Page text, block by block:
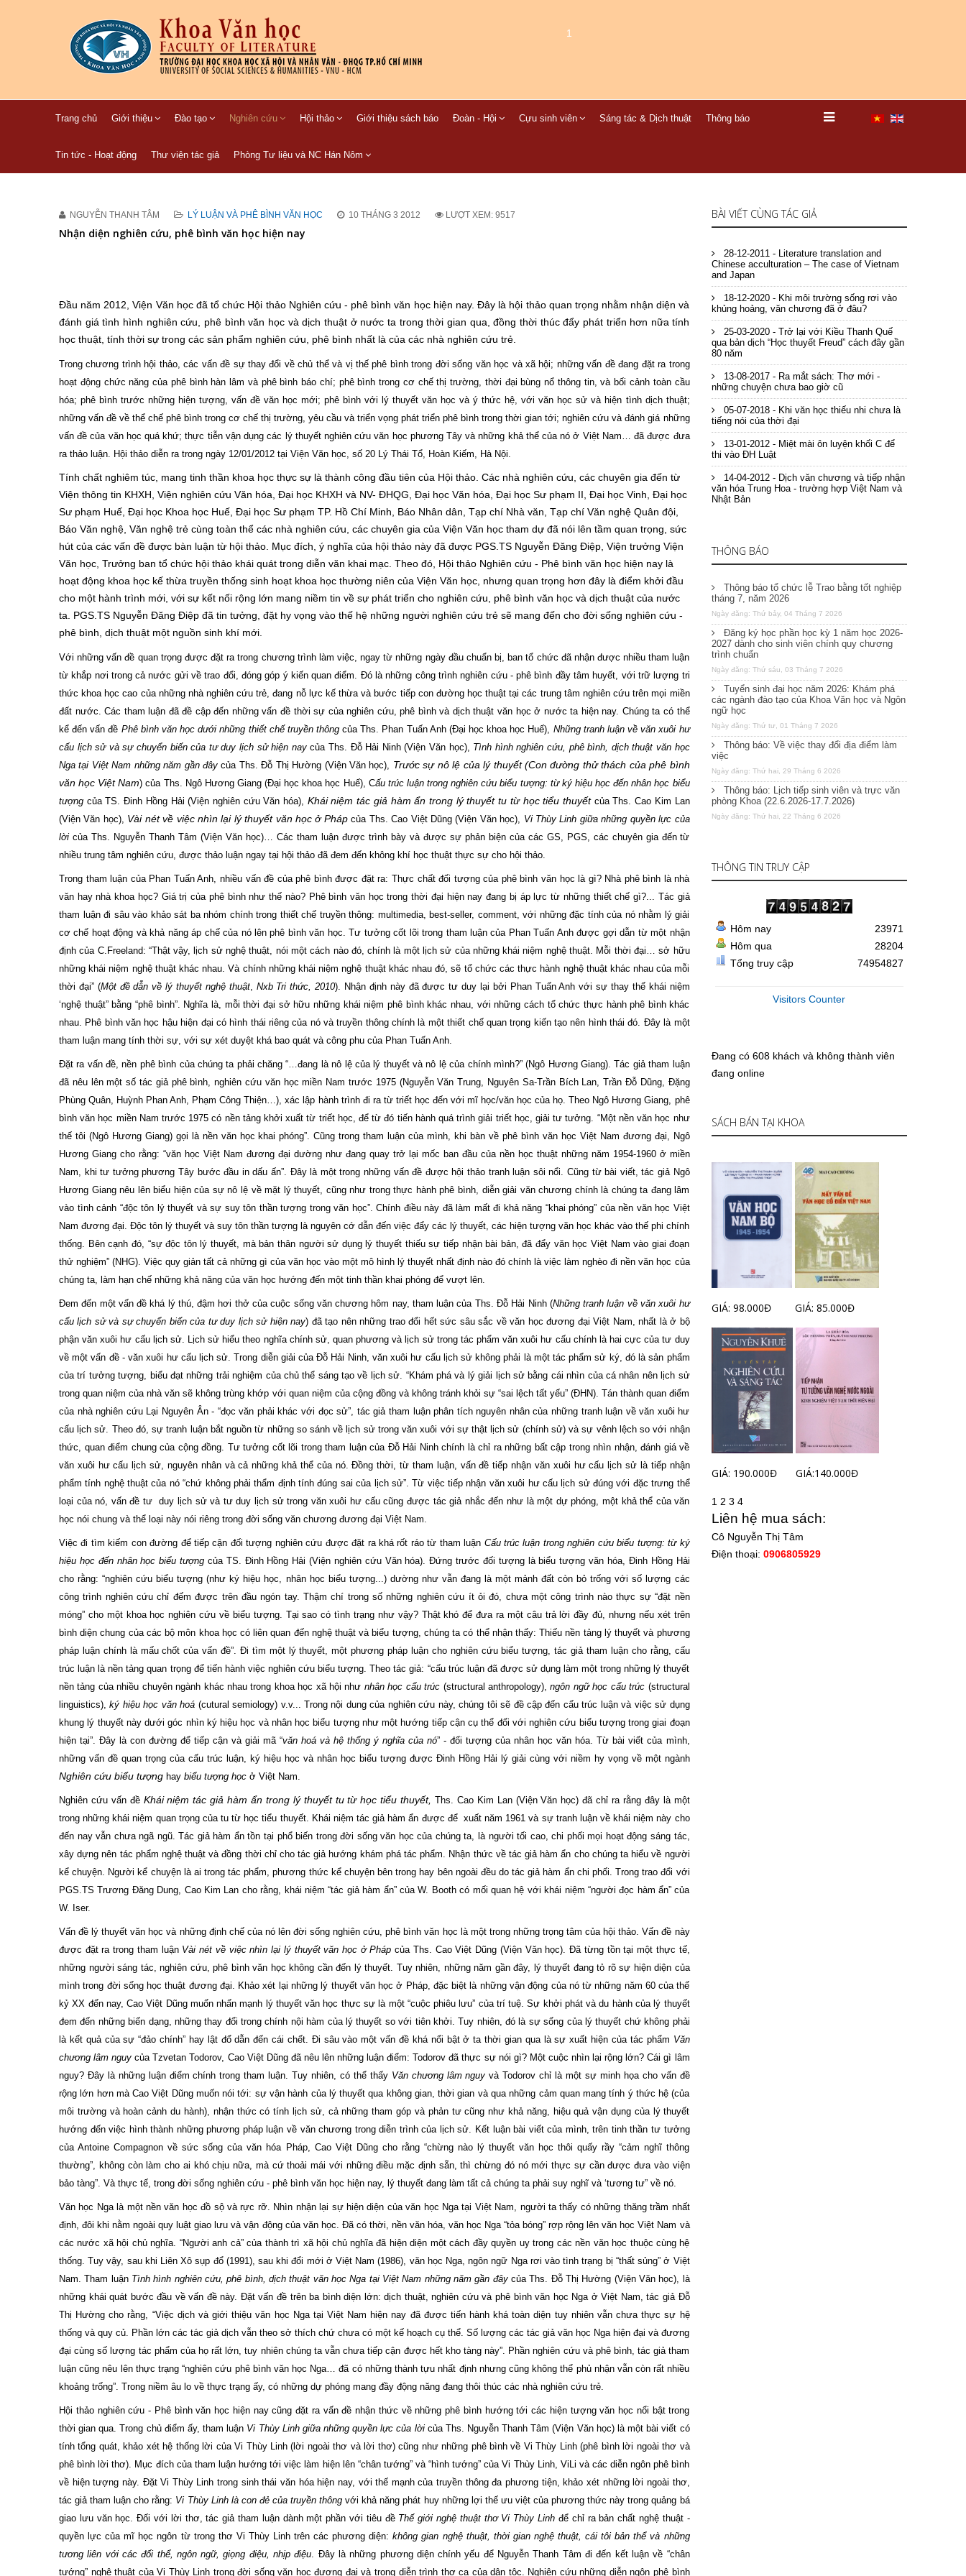
1
Trang chủ Giới thiệu Đào tạo Nghiên cứu Hội thảo Giới thiệu sách báo Đoàn - Hội Cựu sinh viên Sáng tác & Dịch thuật Thông báo
Tin tức - Hoạt động Thư viện tác giả Phòng Tư liệu và NC Hán Nôm
NGUYỄN THANH TÂM LÝ LUẬN VÀ PHÊ BÌNH VĂN HỌC 10 THÁNG 3 2012 LƯỢT XEM: 9517
Nhận diện nghiên cứu, phê bình văn học hiện nay
Đầu năm 2012, Viện Văn học đã tổ chức Hội thảo Nghiên cứu - phê bình văn học hiện nay. Đây là hội thảo quan trọng nhằm nhận diện và
đánh giá tình hình nghiên cứu, phê bình văn học và dịch thuật ở nước ta trong thời gian qua, đồng thời thúc đẩy phát triển hơn nữa tính
học thuật, tính thời sự trong các sản phẩm nghiên cứu, phê bình nhất là của các nhà nghiên cứu trẻ.
Trong chương trình hội thảo, các vấn đề sự thay đổi về chủ thể và vị thế phê bình trong đời sống văn học và xã hội; những vấn đề đang đặt ra trong
hoạt động chức năng của phê bình hàn lâm và phê bình báo chí; phê bình trong cơ chế thị trường, thời đại bùng nổ thông tin, và bối cảnh toàn cầu
hóa; phê bình trước những hiện tượng, vấn đề văn học mới; phê bình với lý thuyết văn học và ý thức hệ, với văn học sử và hiện tình dịch thuật;
những vấn đề về thể chế phê bình trong cơ chế thị trường, yêu cầu và triển vọng phát triển phê bình trong thời gian tới; nghiên cứu và đánh giá những
vấn đề của văn học quá khứ; thực tiễn vận dụng các lý thuyết nghiên cứu văn học phương Tây và những khả thể của nó ở Việt Nam… đã được đưa
ra thảo luận. Hội thảo diễn ra trong ngày 12/01/2012 tại Viện Văn học, số 20 Lý Thái Tổ, Hoàn Kiếm, Hà Nội.
Tính chất nghiêm túc, mang tinh thần khoa học thực sự là thành công đầu tiên của Hội thảo. Các nhà nghiên cứu, các chuyên gia đến từ
Viện thông tin KHXH, Viện nghiên cứu Văn hóa, Đại học KHXH và NV- ĐHQG, Đại học Văn hóa, Đại học Sư phạm II, Đại học Vinh, Đại học
Sư phạm Huế, Đại học Khoa học Huế, Đại học Sư phạm TP. Hồ Chí Minh, Báo Nhân dân, Tạp chí Nhà văn, Tạp chí Văn nghệ Quân đội,
Báo Văn nghệ, Văn nghệ trẻ cùng toàn thể các nhà nghiên cứu, các chuyên gia của Viện Văn học tham dự đã nói lên tầm quan trọng, sức
hút của các vấn đề được bàn luận từ hội thảo. Mục đích, ý nghĩa của hội thảo này đã được PGS.TS Nguyễn Đăng Điệp, Viện trưởng Viện
Văn học, Trưởng ban tổ chức hội thảo khái quát trong diễn văn khai mạc. Theo đó, Hội thảo Nghiên cứu - Phê bình văn học hiện nay là
hoạt động khoa học kế thừa truyền thống sinh hoạt khoa học thường niên của Viện Văn học, nhưng quan trọng hơn đây là điểm khởi đầu
cho một hành trình mới, với sự kết nối rộng lớn mang niềm tin về sự phát triển cho nghiên cứu, phê bình văn học và dịch thuật của nước
ta. PGS.TS Nguyễn Đăng Điệp đã tin tưởng, đặt hy vọng vào thế hệ những người nghiên cứu trẻ sẽ mang đến cho đời sống nghiên cứu -
phê bình, dịch thuật một nguồn sinh khí mới.
Với những vấn đề quan trọng được đặt ra trong chương trình làm việc, ngay từ những ngày đầu chuẩn bị, ban tổ chức đã nhận được nhiều tham luận
từ khắp nơi trong cả nước gửi về trao đổi, đóng góp ý kiến quan điểm. Đó là những công trình nghiên cứu - phê bình đầy tâm huyết, với trữ lượng tri
thức khoa học cao của những nhà nghiên cứu trẻ, đang nỗ lực kế thừa và bước tiếp con đường học thuật tại các trung tâm nghiên cứu trên mọi miền
đất nước. Các tham luận đã đề cập đến những vấn đề thời sự của nghiên cứu, phê bình và dịch thuật văn học ở nước ta hiện nay. Chúng ta có thể
kể đến vấn đề Phê bình văn học dưới những thiết chế truyền thôngcủa Ths. Phan Tuấn Anh (Đại học khoa học Huế), Những tranh luận về văn xuôi hư
cấu lịch sử và sự chuyển biến của tư duy lịch sử hiện naycủa Ths. Đỗ Hải Ninh (Viện Văn học), Tình hình nghiên cứu, phê bình, dịch thuật văn học
Nga tại Việt Nam những năm gần đây của Ths. Đỗ Thị Hường (Viện Văn học), Trước sự nô lệ của lý thuyết (Con đường thử thách của phê bình
văn học Việt Nam) của Ths. Ngô Hương Giang (Đại học khoa học Huế), Cấu trúc luận trong nghiên cứu biểu tượng: từ ký hiệu học đến nhân học biểu
tượng của TS. Đinh Hồng Hải (Viện nghiên cứu Văn hóa), Khái niệm tác giả hàm ẩn trong lý thuyết tu từ học tiểu thuyếtcủa Ths. Cao Kim Lan
(Viện Văn học), Vài nét về việc nhìn lại lý thuyết văn học ở Phápcủa Ths. Cao Việt Dũng (Viện Văn học), Vi Thùy Linh giữa những quyền lực của
lời của Ths. Nguyễn Thanh Tâm (Viện Văn học)… Các tham luận được trình bày và được sự phản biện của các GS, PGS, các chuyên gia đến từ
nhiều trung tâm nghiên cứu, được thảo luận ngay tại hội thảo đã đem đến không khí học thuật thực sự cho hội thảo.
Trong tham luận của Phan Tuấn Anh, nhiều vấn đề của phê bình được đặt ra: Thực chất đối tượng của phê bình văn học là gì? Nhà phê bình là nhà
văn hay nhà khoa học? Giá trị của phê bình như thế nào? Phê bình văn học trong thời đại hiện nay đang bị áp lực từ những thiết chế gì?... Tác giả
tham luận đi sâu vào khảo sát ba nhóm chính trong thiết chế truyền thông: multimedia, best-seller, comment, với những đặc tính của nó nhằm lý giải
cơ chế hoạt động và khả năng áp chế của nó lên phê bình văn học. Tư tưởng cốt lõi trong tham luận của Phan Tuấn Anh được gợi dẫn từ một nhận
định của C.Freeland: “Thật vậy, lịch sử nghệ thuật, nói một cách nào đó, chính là một lịch sử của những khái niệm nghệ thuật. Mỗi thời đại… sở hữu
những khái niệm nghệ thuật khác nhau. Và chính những khái niệm nghệ thuật khác nhau đó, sẽ tổ chức các thực hành nghệ thuật khác nhau của mỗi
thời đại” (Một đề dẫn về lý thuyết nghệ thuật, Nxb Tri thức, 2010). Nhận định này đã được tư duy lại bởi Phan Tuấn Anh với sự thay thế khái niệm
‘nghệ thuật” bằng “phê bình”. Nghĩa là, mỗi thời đại sở hữu những khái niệm phê bình khác nhau, với những cách tổ chức thực hành phê bình khác
nhau. Phê bình văn học hậu hiện đại có hình thái riêng của nó và truyền thông chính là một thiết chế quan trọng kiến tạo nên hình thái đó. Đây là một
tham luận mang tính thời sự, với sự xét duyệt khá bao quát và công phu của Phan Tuấn Anh.
Đặt ra vấn đề, nền phê bình của chúng ta phải chăng “…đang là nô lệ của lý thuyết và nô lệ của chính mình?” (Ngô Hương Giang). Tác giả tham luận
đã nêu lên một số tác giả phê bình, nghiên cứu văn học miền Nam trước 1975 (Nguyễn Văn Trung, Nguyên Sa-Trần Bích Lan, Trần Đỗ Dũng, Đặng
Phùng Quân, Huỳnh Phan Anh, Phạm Công Thiện…), xác lập hành trình đi ra từ triết học đến với mĩ học/văn học của họ. Theo Ngô Hương Giang, phê
bình văn học miền Nam trước 1975 có nền tảng khởi xuất từ triết học, để từ đó tiến hành quá trình giải triết học, giải tư tưởng. “Một nền văn học như
thế tôi (Ngô Hương Giang) gọi là nền văn học khai phóng”. Cũng trong tham luận của mình, khi bàn về phê bình văn học Việt Nam đương đại, Ngô
Hương Giang cho rằng: “văn học Việt Nam đương đại dường như đang quay trở lại mốc ban đầu của nền học thuật những năm 1954-1960 ở miền
Nam, khi tư tưởng phương Tây bước đầu in dấu ấn”. Đây là một trong những vấn đề được hội thảo tranh luận sôi nổi. Cũng từ bài viết, tác giả Ngô
Hương Giang nêu lên biểu hiện của sự nô lệ về mặt lý thuyết, cũng như trong thực hành phê bình, diễn giải văn chương chính là chúng ta đang lâm
vào tình cảnh “độc tôn lý thuyết và sự suy tôn thần tượng trong văn học”. Chính điều này đã làm mất đi khả năng “khai phóng” của nền văn học Việt
Nam đương đại. Độc tôn lý thuyết và suy tôn thần tượng là nguyên cớ dẫn đến việc đẩy các lý thuyết, các hiện tượng văn học khác vào thế phi chính
thống. Bên cạnh đó, “sự độc tôn lý thuyết, mà bản thân người sử dụng lý thuyết thiếu sự tiếp nhận bài bản, đã đẩy văn học Việt Nam vào giai đoạn
thử nghiệm” (NHG). Việc quy giản tất cả những gì của văn học vào một mô hình lý thuyết nhất định nào đó chính là việc làm nghèo đi nền văn học của
chúng ta, làm hạn chế những khả năng của văn học hướng đến một tinh thần khai phóng để vượt lên.
Đem đến một vấn đề khá lý thú, đậm hơi thở của cuộc sống văn chương hôm nay, tham luận của Ths. Đỗ Hải Ninh (Những tranh luận về văn xuôi hư
cấu lịch sử và sự chuyển biến của tư duy lịch sử hiện nay) đã tạo nên những trao đổi hết sức sâu sắc về văn học đương đại Việt Nam, nhất là ở bộ
phận văn xuôi hư cấu lịch sử. Lịch sử hiểu theo nghĩa chính sử, quan phương và lịch sử trong tác phẩm văn xuôi hư cấu chính là hai cực của tư duy
về một vấn đề - văn xuôi hư cấu lịch sử. Trong diễn giải của Đỗ Hải Ninh, văn xuôi hư cấu lịch sử không phải là một tác phẩm sử ký, đó là sản phẩm
của trí tưởng tượng, biểu đạt những trải nghiệm của chủ thể sáng tạo về lịch sử. “Khám phá và lý giải lịch sử bằng cái nhìn của cá nhân nên lịch sử
trong quan niệm của nhà văn sẽ không trùng khớp với quan niệm của cộng đồng và không tránh khỏi sự “sai lệch tất yếu” (ĐHN). Tán thành quan điểm
của nhà nghiên cứu Lại Nguyên Ân - “đọc văn phải khác với đọc sử”, tác giả tham luận phân tích nguyên nhân của những tranh luận về văn xuôi hư
cấu lịch sử. Theo đó, sự tranh luận bắt nguồn từ những so sánh về lịch sử trong văn xuôi với sự thật lịch sử (chính sử) và sự vênh lệch so với nhận
thức, quan điểm chung của cộng đồng. Tư tưởng cốt lõi trong tham luận của Đỗ Hải Ninh chính là chỉ ra những bất cập trong nhìn nhận, đánh giá về
văn xuôi hư cấu lịch sử, nguyên nhân và cả những khả thể của nó. Đồng thời, từ tham luận, vấn đề tiếp nhận văn xuôi hư cấu lịch sử là tiếp nhận
phẩm tính nghệ thuật của nó “chứ không phải thẩm định tính đúng sai của lịch sử”. Từ việc tiếp nhận văn xuôi hư cấu lịch sử đúng với đặc trưng thể
loại của nó, vấn đề tư duy lịch sử và tư duy lịch sử trong văn xuôi hư cấu cũng được tác giả nhắc đến như là một dự phóng, một khả thể của văn
học nói chung và thể loại này nói riêng trong đời sống văn chương đương đại Việt Nam.
Việc đi tìm kiếm con đường để tiếp cận đối tượng nghiên cứu được đặt ra khá rốt ráo từ tham luận Cấu trúc luận trong nghiên cứu biểu tượng: từ ký
hiệu học đến nhân học biểu tượng của TS. Đinh Hồng Hải (Viện nghiên cứu Văn hóa). Đứng trước đối tượng là biểu tượng văn hóa, Đinh Hồng Hải
cho rằng: “nghiên cứu biểu tượng (như ký hiệu học, nhân học biểu tượng...) dường như vẫn đang là một mảnhđất còn bỏ trống với số lượng các
công trình nghiên cứu chỉ đếmđược trên đầu ngón tay. Thậm chí trong số những nghiên cứu ít ỏiđó, chưa một công trình nào thực sự “đặt nền
móng” cho một khoa học nghiên cứu về biểu tượng. Tại sao có tình trạng như vậy? Thật khóđểđưa ra một câu trả lờiđầyđủ, nhưng nếu xét trên
bình diện chung của các bộ môn khoa học có liên quan đến nghệ thuật và biểu tượng, chúng ta có thể nhận thấy: Thiếu nền tảng lý thuyết và phương
pháp luận chính là mấu chốt của vấnđề”. Đi tìm một lý thuyết, một phương pháp luận cho nghiên cứu biểu tượng, tác giả tham luận cho rằng, cấu
trúc luận là nền tảng quan trọng để tiến hành việc nghiên cứu biểu tượng. Theo tác giả: “cấu trúc luận đã được sử dụng làm một trong những lý thuyết
nền tảng của nhiều chuyên ngành khác nhau trong khoa học xã hội như nhân học cấu trúc (structural anthropology),ngôn ngữ học cấu trúc (structural
linguistics),ký hiệu học văn hoá (cutural semiology) v.v... Trong nội dung của nghiên cứu này, chúng tôi sẽ đề cập đến cấu trúc luận và việc sử dụng
khung lý thuyết này dưới góc nhìn ký hiệu học và nhân học biểu tượng như một hướng tiếp cận cụ thể đối với nghiên cứu biểu tượng trong giai đoạn
hiện tại”. Đây là con đường để tiếp cận và giải mã “văn hoá và hệ thống ý nghĩa của nó” - đối tượng của nhân học văn hóa. Từ bài viết của mình,
những vấn đề quan trọng của cấu trúc luận, ký hiệu học và nhân học biểu tượng được Đinh Hồng Hải lý giải cùng với niềm hy vọng về một ngành
Nghiên cứu biểu tượng hay biểu tượng học ở Việt Nam.
Nghiên cứu vấn đề Khái niệm tác giả hàm ẩn trong lý thuyết tu từ học tiểu thuyết, Ths. Cao Kim Lan (Viện Văn học) đã chỉ ra rằng đây là một
trong những khái niệm quan trọng của tu từ học tiểu thuyết. Khái niệm tác giả hàm ẩn được để xuất năm 1961 và sự tranh luận về khái niệm này cho
đến nay vẫn chưa ngã ngũ. Tác giả hàm ẩn tồn tại phổ biến trong đời sống văn học của chúng ta, là người tối cao, chi phối mọi hoạt động sáng tác,
xây dựng nên tác phẩm nghệ thuật và đồng thời chỉ cho tác giả hướng khám phá tác phẩm. Nhận thức về tác giả hàm ẩn cho chúng ta hiểu về người
kể chuyện. Người kể chuyện là ai trong tác phẩm, phương thức kể chuyện bên trong hay bên ngoài đều do tác giả hàm ẩn chi phối. Trong trao đổi với
PGS.TS Trương Đăng Dung, Cao Kim Lan cho rằng, khái niệm “tác giả hàm ẩn” của W. Booth có mối quan hệ với khái niệm “người đọc hàm ẩn” của
W. Iser.
Vấn đề lý thuyết văn học và những định chế của nó lên đời sống nghiên cứu, phê bình văn học là một trong những trọng tâm của hội thảo. Vấn đề này
được đặt ra trong tham luận Vài nét về việc nhìn lại lý thuyết văn học ở Pháp của Ths. Cao Việt Dũng (Viện Văn học). Đã từng tồn tại một thực tế,
những người sáng tác, nghiên cứu, phê bình văn học không cần đến lý thuyết. Tuy nhiên, những năm gần đây, lý thuyết đang tỏ rõ sự hiện diện của
mình trong đời sống học thuật đương đại. Khảo xét lại những lý thuyết văn học ở Pháp, đặc biệt là những vận động của nó từ những năm 60 của thế
kỷ XX đến nay, Cao Việt Dũng muốn nhấn mạnh lý thuyết văn học thực sự là một “cuộc phiêu lưu” của trí tuệ. Sự khởi phát và du hành của lý thuyết
đem đến những biến dạng, những thay đổi trong chính nội hàm của lý thuyết so với tiên khởi. Tuy nhiên, đó là sự sống của lý thuyết chứ không phải
là kết quả của sự “đảo chính” hay lật đổ dẫn đến cái chết. Đi sâu vào một vấn đề khá nổi bật ở ta thời gian qua là sự xuất hiện của tác phẩm Văn
chương lâm nguy của Tzvetan Todorov, Cao Việt Dũng đã nêu lên những luận điểm: Todorov đã thực sự nói gì? Một cuộc nhìn lại rộng lớn? Cái gì lâm
nguy? Đây là những luận điểm chính trong tham luận. Tuy nhiên, có thể thấy Văn chương lâm nguy và Todorov chỉ là một sự minh họa cho vấn đề
rộng lớn hơn mà Cao Việt Dũng muốn nói tới: sự vận hành của lý thuyết qua không gian, thời gian và qua những cảm quan mang tính ý thức hệ (của
môi trường và hoàn cảnh du hành), nhận thức có tính lịch sử, cả những tham góp và phản tư cũng như khả năng, hiệu quả vận dụng của lý thuyết
hướng đến việc hình thành những phương pháp luận về văn chương trong diễn trình của lịch sử. Kết luận bài viết của mình, trên tinh thần tư tưởng
của Antoine Compagnon về sức sống của văn hóa Pháp, Cao Việt Dũng cho rằng “chừng nào lý thuyết văn học thôi quấy rầy “cảm nghĩ thông
thường”, không còn làm cho ai khó chịu nữa, mà cứ thoải mái với những điều mặc định sẵn, thì chừng đó nó mới thực sự cần được đưa vào viện
bảo tàng”. Và thực tế, trong đời sống nghiên cứu - phê bình văn học hiện nay, lý thuyết đang làm tất cả chúng ta phải suy nghĩ và ‘tương tư” về nó.
Văn học Nga là một nền văn học đồ sộ và rực rỡ. Nhìn nhận lại sự hiện diện của văn học Nga tại Việt Nam, người ta thấy có những thăng trầm nhất
định, đôi khi nằm ngoài quy luật giao lưu và vận động của văn học. Đã có thời, nền văn hóa, văn học Nga “tỏa bóng” rợp rộng lên văn học Việt Nam và
các nước xã hội chủ nghĩa. “Người anh cả” của thành trì xã hội chủ nghĩa đã hiện diện một cách đầy quyền uy trong các nền văn học thuộc cùng hệ
thống. Tuy vậy, sau khi Liên Xô sụp đổ (1991), sau khi đổi mới ở Việt Nam (1986), văn học Nga, ngôn ngữ Nga rơi vào tình trạng bị “thất sủng” ở Việt
Nam. Tham luận Tình hình nghiên cứu, phê bình, dịch thuật văn học Nga tại Việt Nam những năm gần đâycủa Ths. Đỗ Thị Hường (Viện Văn học), là
những khái quát bước đầu về vấn đề này. Đặt vấn đề trên ba bình diện lớn: dịch thuật, nghiên cứu và phê bình văn học Nga ở Việt Nam, tác giả Đỗ
Thị Hường cho rằng, “Việc dịch và giới thiệu văn học Nga tại Việt Nam hiện nay đã được tiến hành khá toàn diện tuy nhiên vẫn chưa thực sự hệ
thống và quy củ. Phần lớn các tác giả dịch vẫn theo sở thích chứ chưa có một kế hoạch cụ thể. Số lượng các tác giả văn học Nga hiện đại và đương
đại cùng số lượng tác phẩm của họ rất lớn, tuy nhiên chúng ta vẫn chưa tiếp cận được hết kho tàng này”. Phần nghiên cứu và phê bình, tác giả tham
luận cũng nêu lên thực trạng “nghiên cứu phê bình văn học Nga… đã có những thành tựu nhất định nhưng cũng không thể phủ nhận vẫn còn rất nhiều
khoảng trống”. Trong niềm âu lo về thực trạng ấy, có những dự phóng mang đầy động năng đang thôi thúc các nhà nghiên cứu trẻ.
Hội thảo nghiên cứu - Phê bình văn học hiện nay cũng đặt ra vấn đề nhận thức về những phê bình hướng tới các hiện tượng văn học nổi bật trong
thời gian qua. Trong chủ điểm ấy, tham luận Vi Thùy Linh giữa những quyền lực của lờicủa Ths. Nguyễn Thanh Tâm (Viện Văn học) là một bài viết có
tính tổng quát, khảo xét hệ thống lời của Vi Thùy Linh (lời ngoài thơ và lời thơ) cũng như những phê bình về Vi Thùy Linh (phê bình lời ngoài thơ và
phê bình lời thơ). Mục đích của tham luận hướng tới việc làm hiện lên “chân tướng” và “hình tướng” của Vi Thùy Linh, ViLi và các diễn ngôn phê bình
về hiện tượng này. Đặt Vi Thùy Linh trong sinh thái văn hóa hiện nay, với thế mạnh của truyền thông đa phương tiện, khảo xét những lời ngoài thơ,
tác giả tham luận cho rằng: Vi Thùy Linh là con đẻ của truyền thông với khả năng phát huy những lợi thế ưu việt của phương thức này trong quảng bá
giao lưu văn học. Đối với lời thơ, tác giả tham luận dành một phần với tiêu đề Thế giới nghệ thuật thơ Vi Thùy Linh để chỉ ra bản chất nghệ thuật -
quyền lực của mĩ học ngôn từ trong thơ Vi Thùy Linh trên các phương diện:không gian nghệ thuật, thời gian nghệ thuật, cái tôi bản thể và những
tương liên với các đối thể, ngôn ngữ, giọng điệu, nhịp điệu. Đây là những phương diện chính yếu để Nguyễn Thanh Tâm đi đến kết luận về “chân
tướng” nghệ thuật của Vi Thùy Linh trong đời sống văn học đương đại và trong diễn trình thơ ca của dân tộc. Nghiên cứu những diễn ngôn phê bình
BÀI VIẾT CÙNG TÁC GIẢ
28-12-2011 - Literature translation and
Chinese acculturation – The case of Vietnam
and Japan
18-12-2020 - Khi môi trường sống rơi vào
khủng hoảng, văn chương đã ở đâu?
25-03-2020 - Trở lại với Kiều Thanh Quế
qua bản dịch “Học thuyết Freud” cách đây gần
80 năm
13-08-2017 - Ra mắt sách: Thơ mới -
những chuyện chưa bao giờ cũ
05-07-2018 - Khi văn học thiếu nhi chưa là
tiếng nói của thời đại
13-01-2012 - Miệt mài ôn luyện khối C để
thi vào ĐH Luật
14-04-2012 - Dịch văn chương và tiếp nhận
văn hóa Trung Hoa - trường hợp Việt Nam và
Nhật Bản
THÔNG BÁO
Thông báo tổ chức lễ Trao bằng tốt nghiệp
tháng 7, năm 2026
Ngày đăng: Thứ bảy, 04 Tháng 7 2026
Đăng ký học phần học kỳ 1 năm học 2026-
2027 dành cho sinh viên chính quy chương
trình chuẩn
Ngày đăng: Thứ sáu, 03 Tháng 7 2026
Tuyển sinh đại học năm 2026: Khám phá
các ngành đào tạo của Khoa Văn học và Ngôn
ngữ học
Ngày đăng: Thứ tư, 01 Tháng 7 2026
Thông báo: Về việc thay đổi địa điểm làm
việc
Ngày đăng: Thứ hai, 29 Tháng 6 2026
Thông báo: Lịch tiếp sinh viên và trực văn
phòng Khoa (22.6.2026-17.7.2026)
Ngày đăng: Thứ hai, 22 Tháng 6 2026
THÔNG TIN TRUY CẬP
Hôm nay
Hôm qua
Tổng truy cập
23971
28204
74954827
Visitors Counter
Đang có 608 khách và không thành viên
đang online
SÁCH BÁN TẠI KHOA
GIÁ: 98.000Đ GIÁ: 85.000Đ
GIÁ: 190.000Đ GIÁ:140.000Đ
1 2 3 4
Liên hệ mua sách:
Cô Nguyễn Thị Tâm
Điện thoại: 0906805929